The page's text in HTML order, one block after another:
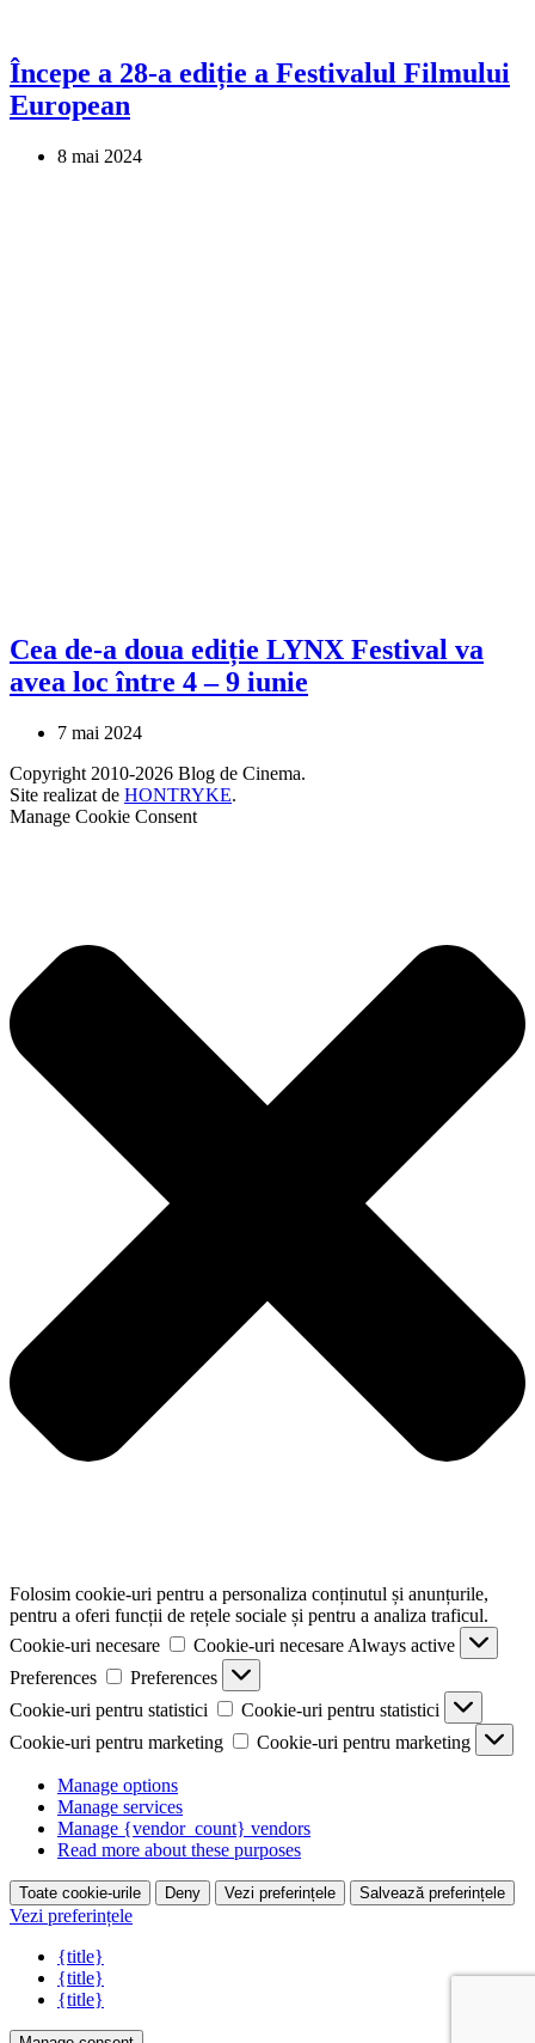
Începe a 28-a ediție a Festivalul Filmului
European
8 mai 2024
Cea de-a doua ediție LYNX Festival va
avea loc între 4 – 9 iunie
7 mai 2024
Copyright 2010-2026 Blog de Cinema.
Site realizat de HONTRYKE.
Manage Cookie Consent
Folosim cookie-uri pentru a personaliza conținutul și anunțurile,
pentru a oferi funcții de rețele sociale și pentru a analiza traficul.
Cookie-uri necesare
Cookie-uri necesare Always active
Preferences
Preferences
Cookie-uri pentru statistici
Cookie-uri pentru statistici
Cookie-uri pentru marketing
Cookie-uri pentru marketing
Manage options
Manage services
Manage {vendor_count} vendors
Read more about these purposes
Toate cookie-urile Deny Vezi preferințele Salvează preferințele
Vezi preferințele
{title}
{title}
{title}